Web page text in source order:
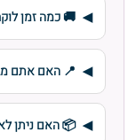
🚚 כמה זמן
📍 האם אתם
📦 האם ניתן